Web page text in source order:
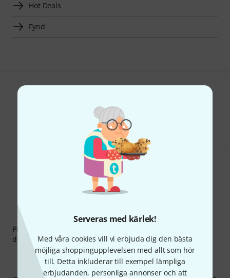
Serveras med kärlek!
Med våra cookies vill vi erbjuda dig den bästa
möjliga shoppingupplevelsen med allt som hör
till. Detta inkluderar till exempel lämpliga
erbjudanden, personliga annonser och att
Hot Deals
Fynd
Hjälp & Feedback
Thomann nyhetsbrev
Prenumererar på Thomanns Nyhetsbrev på engelska och
du kan med lite tur vinna en50 kupongvärd50 €!
Inspirerande inlägg
Erbjudanden
Thomann Insikter